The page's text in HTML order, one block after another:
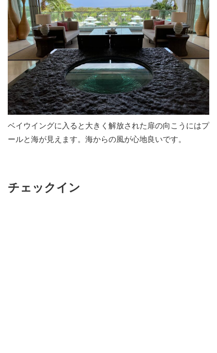
ベイウイングに入ると大きく解放された扉の向こうにはプ
ールと海が見えます。海からの風が心地良いです。
チェックイン